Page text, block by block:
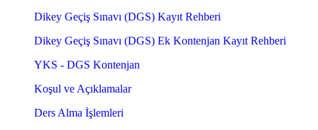
Dikey Geçiş Sınavı (DGS) Kayıt Rehberi
Dikey Geçiş Sınavı (DGS) Ek Kontenjan Kayıt Rehberi
YKS - DGS Kontenjan
Koşul ve Açıklamalar
Ders Alma İşlemleri